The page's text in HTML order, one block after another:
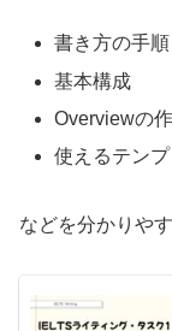
書き方の手順
基本構成
Overviewの
使えるテン
などを分かりや